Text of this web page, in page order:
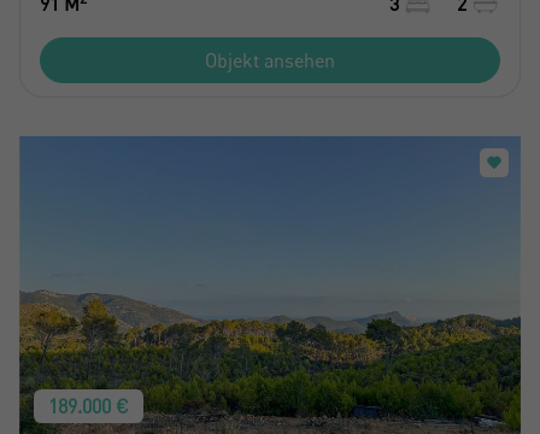
Objekt ansehen
189.000 €